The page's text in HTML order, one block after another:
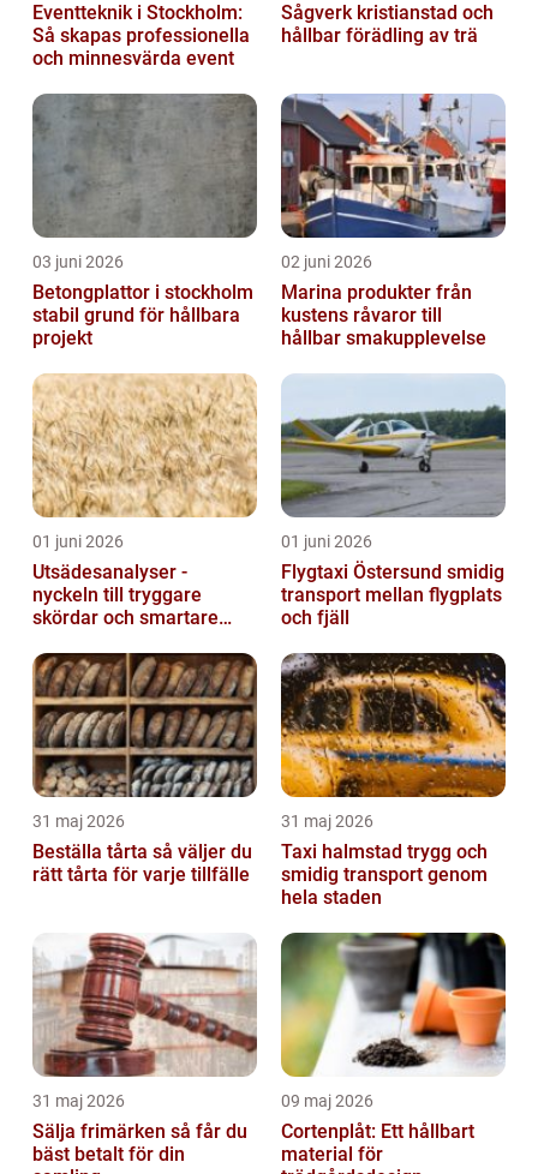
Eventteknik i Stockholm:
Så skapas professionella
och minnesvärda event
Sågverk kristianstad och
hållbar förädling av trä
03 juni 2026
Betongplattor i stockholm
stabil grund för hållbara
projekt
02 juni 2026
Marina produkter från
kustens råvaror till
hållbar smakupplevelse
01 juni 2026
Utsädesanalyser -
nyckeln till tryggare
skördar och smartare
01 juni 2026
Flygtaxi Östersund smidig
transport mellan flygplats
och fjäll
31 maj 2026
Beställa tårta så väljer du
rätt tårta för varje tillfälle
31 maj 2026
Taxi halmstad trygg och
smidig transport genom
hela staden
31 maj 2026
Sälja frimärken så får du
bäst betalt för din
09 maj 2026
Cortenplåt: Ett hållbart
material för